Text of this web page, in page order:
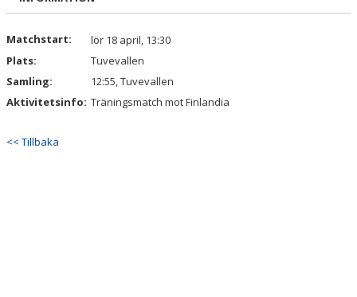
Matchstart:
lör 18 april, 13:30
Plats:
Tuvevallen
Samling:
12:55, Tuvevallen
Aktivitetsinfo: Träningsmatch mot Finlandia
<< Tillbaka